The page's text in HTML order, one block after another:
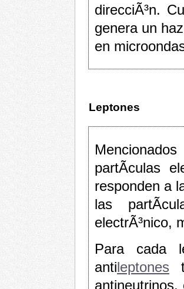
direcciÃ³n.
genera un
en
Leptones
partÃ­culas
responden a
las
electrÃ³nico,
Para cada
antileptones